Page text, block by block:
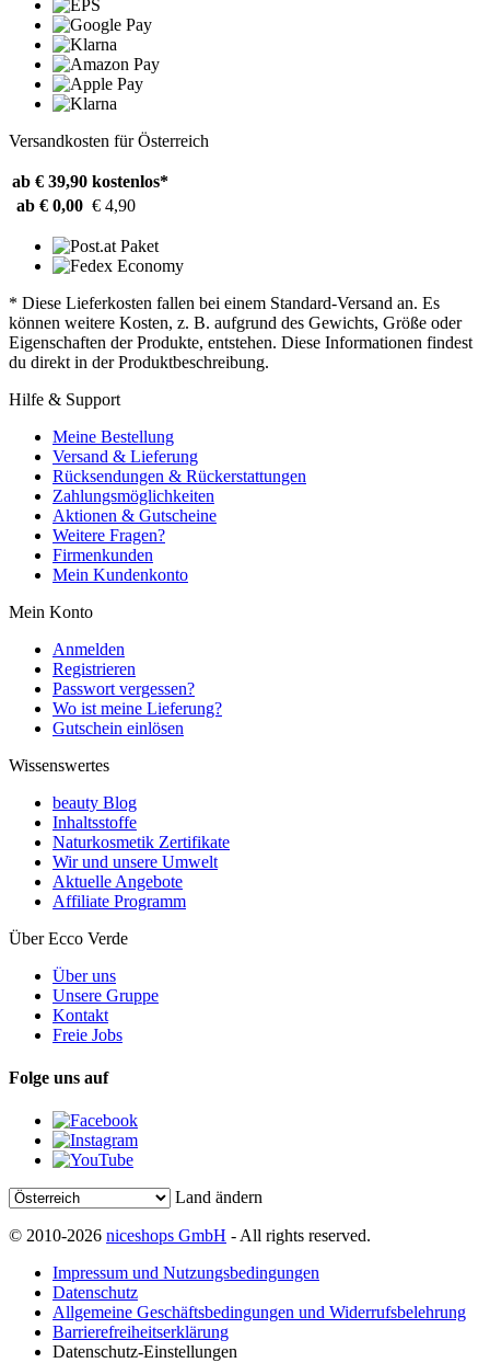
Versandkosten für Österreich
ab € 39,90 kostenlos*
ab € 0,00 € 4,90
* Diese Lieferkosten fallen bei einem Standard-Versand an. Es
können weitere Kosten, z. B. aufgrund des Gewichts, Größe oder
Eigenschaften der Produkte, entstehen. Diese Informationen findest
du direkt in der Produktbeschreibung.
Hilfe & Support
Meine Bestellung
Versand & Lieferung
Rücksendungen & Rückerstattungen
Zahlungsmöglichkeiten
Aktionen & Gutscheine
Weitere Fragen?
Firmenkunden
Mein Kundenkonto
Mein Konto
Anmelden
Registrieren
Passwort vergessen?
Wo ist meine Lieferung?
Gutschein einlösen
Wissenswertes
beauty Blog
Inhaltsstoffe
Naturkosmetik Zertifikate
Wir und unsere Umwelt
Aktuelle Angebote
Affiliate Programm
Über Ecco Verde
Über uns
Unsere Gruppe
Kontakt
Freie Jobs
Folge uns auf
Land ändern
© 2010-2026 niceshops GmbH - All rights reserved.
Impressum und Nutzungsbedingungen
Datenschutz
Allgemeine Geschäftsbedingungen und Widerrufsbelehrung
Barrierefreiheitserklärung
Datenschutz-Einstellungen